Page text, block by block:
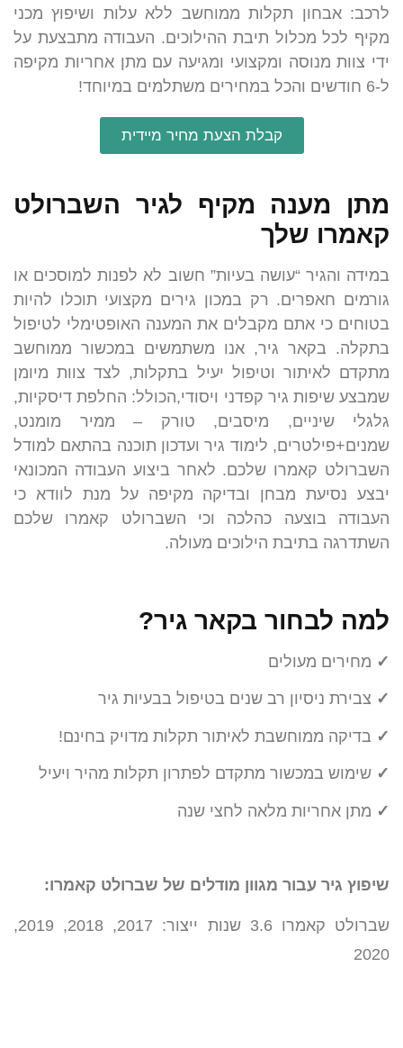
לרכב: אבחון תקלות ממוחשב ללא עלות ושיפוץ מכני
מקיף לכל מכלול תיבת ההילוכים. העבודה מתבצעת על
ידי צוות מנוסה ומקצועי ומגיעה עם מתן אחריות מקיפה
ל-6 חודשים והכל במחירים משתלמים במיוחד!
קבלת הצעת מחיר מיידית
מתן מענה מקיף לגיר השברולט
קאמרו שלך
במידה והגיר “עושה בעיות” חשוב לא לפנות למוסכים או
גורמים חאפרים. רק במכון גירים מקצועי תוכלו להיות
בטוחים כי אתם מקבלים את המענה האופטימלי לטיפול
בתקלה. בקאר גיר, אנו משתמשים במכשור ממוחשב
מתקדם לאיתור וטיפול יעיל בתקלות, לצד צוות מיומן
שמבצע שיפות גיר קפדני ויסודי,הכולל: החלפת דיסקיות,
גלגלי שיניים, מיסבים, טורק – ממיר מומנט,
שמנים+פילטרים, לימוד גיר ועדכון תוכנה בהתאם למודל
השברולט קאמרו שלכם. לאחר ביצוע העבודה המכונאי
יבצע נסיעת מבחן ובדיקה מקיפה על מנת לוודא כי
העבודה בוצעה כהלכה וכי השברולט קאמרו שלכם
השתדרגה בתיבת הילוכים מעולה.
למה לבחור בקאר גיר?
✓ מחירים מעולים
✓ צבירת ניסיון רב שנים בטיפול בבעיות גיר
✓ בדיקה ממוחשבת לאיתור תקלות מדויק בחינם!
✓ שימוש במכשור מתקדם לפתרון תקלות מהיר ויעיל
✓ מתן אחריות מלאה לחצי שנה
שיפוץ גיר עבור מגוון מודלים של שברולט קאמרו:
שברולט קאמרו 3.6 שנות ייצור: 2017, 2018, 2019,
2020